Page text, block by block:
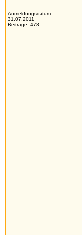
Anmeldungsdatum:
31.07.2011
Beiträge: 478